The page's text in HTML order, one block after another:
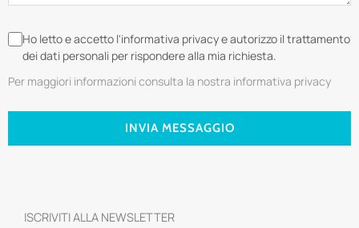
Ho letto e accetto l'informativa privacy e autorizzo il trattamento
dei dati personali per rispondere alla mia richiesta.
Per maggiori informazioni consulta la nostra informativa privacy
INVIA MESSAGGIO
ISCRIVITI ALLA NEWSLETTER